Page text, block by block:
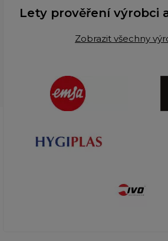
Lety prověření výrobci
Zobrazit všechny